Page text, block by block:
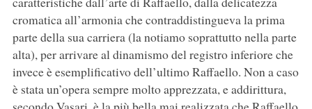
cromatica all’armonia che contraddistingueva la prima
parte della sua carriera (la notiamo soprattutto nella parte
alta), per arrivare al dinamismo del registro inferiore che
invece è esemplificativo dell’ultimo Raffaello. Non a caso
è stata un’opera sempre molto apprezzata, e addirittura,